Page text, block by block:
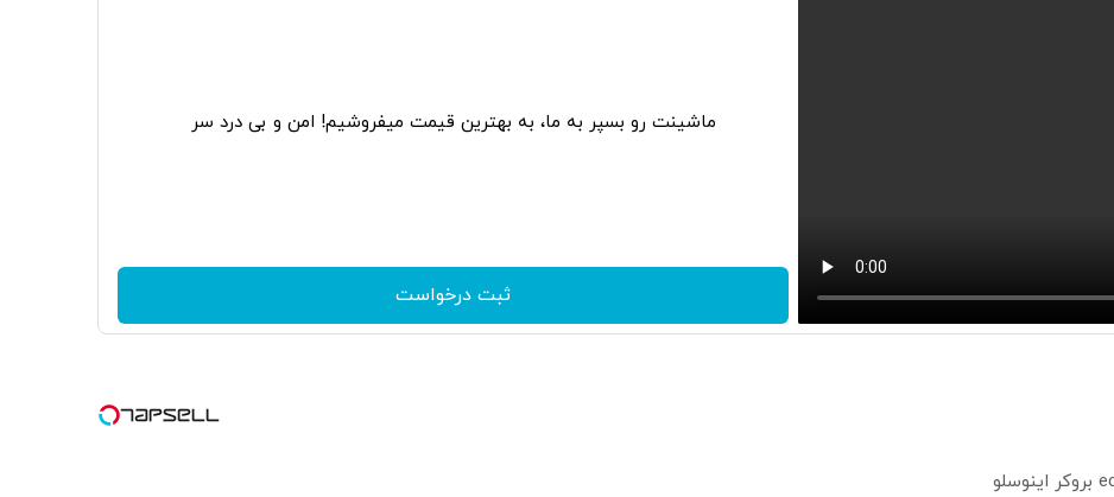
ماشینت رو بسپر به ما، به بهترین قیمت میفروشیم! امن و بی درد سر
ثبت درخواست